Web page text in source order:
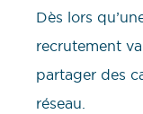
Dès lors
recrutement
partager des
réseau.